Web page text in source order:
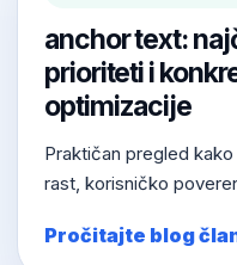
anchor text:
prioriteti i
optimizacije
Praktičan pregled
rast, korisničko
Pročitajte blog